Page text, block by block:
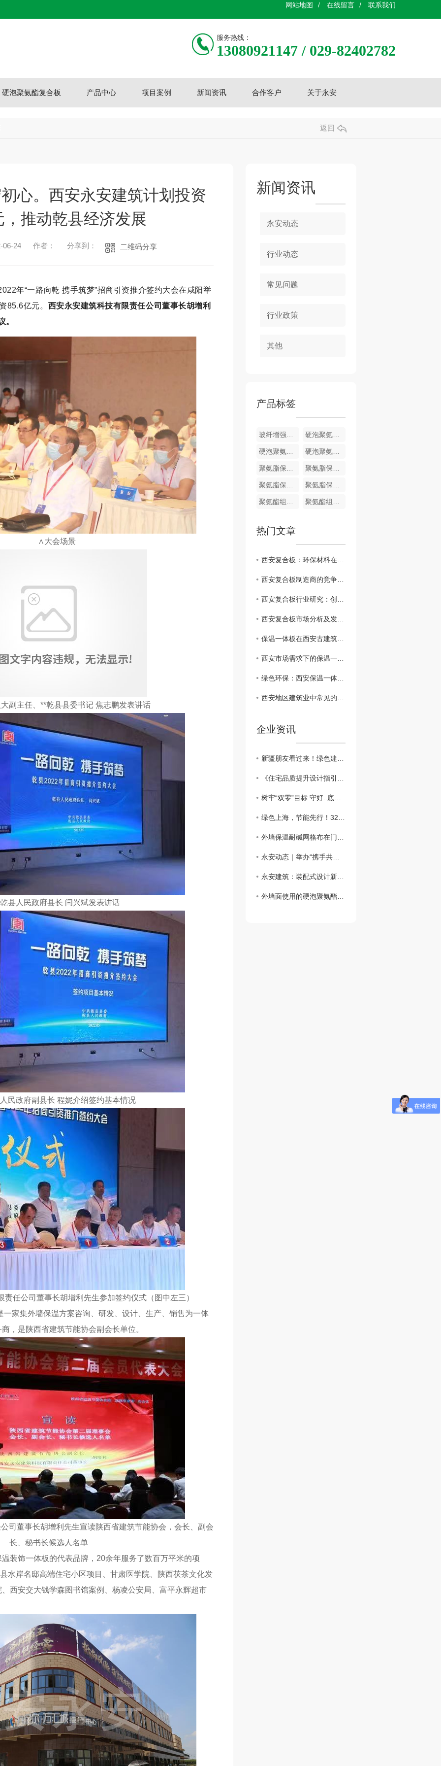
网站地图 / 在线留言 / 联系我们
服务热线：
13080921147 / 029-82402782
硬泡聚氨酯复合板 产品中心 项目案例 新闻资讯 合作客户 关于永安
返回
心。西安永安建筑计划投资
推动乾县经济发展
06-24 作者： 分享到： 二维码分享
年“一路向乾 携手筑梦”招商引资推介签约大会在咸阳举
85.6亿元。 西安永安建筑科技有限责任公司董事长胡增利
。
∧大会场景
副主任、**乾县县委书记 焦志鹏发表讲话
县人民政府县长 闫兴斌发表讲话
民政府副县长 程妮介绍签约基本情况
任公司董事长胡增利先生参加签约仪式（图中左三）
一家集外墙保温方案咨询、研发、设计、生产、销售为一体
，是陕西省建筑节能协会副会长单位。
司董事长胡增利先生宣读陕西省建筑节能协会，会长、副会
长、秘书长候选人名单
装饰一体板的代表品牌，20余年服务了数百万平米的项
水岸名邸高端住宅小区项目、甘肃医学院、陕西茯茶文化发
西安交大钱学森图书馆案例、杨凌公安局、富平永辉超市
新闻资讯
永安动态
行业动态
常见问题
行业政策
其他
产品标签
玻纤增强聚氨酯节能门窗 硬泡聚氨酯复合浅荔枝面陶瓷薄板保温装饰一体板
硬泡聚氨酯复合哑光面陶瓷薄板保温装饰一体板 硬泡聚氨酯陶瓷薄板一体板
聚氨脂保温装饰一体化板 聚氨脂保温装饰一体化板
聚氨脂保温装饰一体化板 聚氨脂保温装饰一体化板
聚氨酯组合料 聚氨酯组合料
热门文章
西安复合板：环保材料在建筑业的崭露头角
西安复合板制造商的竞争优势和挑战
西安复合板行业研究：创新技术与应用前景
西安复合板市场分析及发展趋势
保温一体板在西安古建筑修复中的应用实例分享
西安市场需求下的保温一体板生产和供应情况分析
绿色环保：西安保温一体板在建筑行业的可持续发展
西安地区建筑业中常见的保温一体板材料对比
企业资讯
新疆朋友看过来！绿色建筑新篇章：外墙外保温助力新疆可持续发展
​《住宅品质提升设计指引》：鼓励按照近零能耗建筑建设
树牢“双零”目标 守好..底线，做好外墙保温工程
绿色上海，节能先行！3200万平方米建筑穿上“保温外衣”，外墙保温材料助力城市绿色发展
外墙保温耐碱网格布在门窗口翻包做法？？
永安动态｜举办“携手共进、关怀员工”主题活动
永安建筑：装配式设计新突破，硬泡聚氨酯复合陶瓷薄板一体板方案，成本降低，施工效率高
外墙面使用的硬泡聚氨酯复合陶瓷薄板一体板有何魅力？